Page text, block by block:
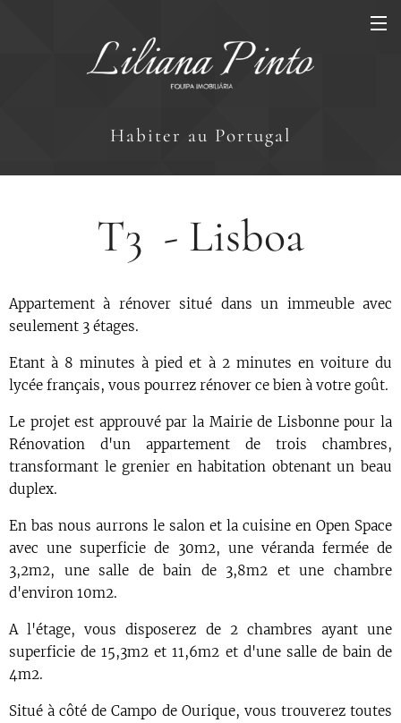
Habiter au Portugal
T3 - Lisboa
Appartement à rénover situé dans un immeuble avec
seulement 3 étages.
Etant à 8 minutes à pied et à 2 minutes en voiture du
lycée français, vous pourrez rénover ce bien à votre goût.
Le projet est approuvé par la Mairie de Lisbonne pour la
Rénovation d'un appartement de trois chambres,
transformant le grenier en habitation obtenant un beau
duplex.
En bas nous aurrons le salon et la cuisine en Open Space
avec une superficie de 30m2, une véranda fermée de
3,2m2, une salle de bain de 3,8m2 et une chambre
d'environ 10m2.
A l'étage, vous disposerez de 2 chambres ayant une
superficie de 15,3m2 et 11,6m2 et d'une salle de bain de
4m2.
Situé à côté de Campo de Ourique, vous trouverez toutes